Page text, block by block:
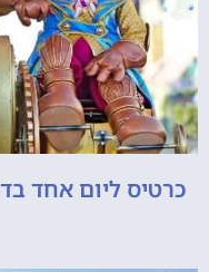
כרטיס ליום אחד